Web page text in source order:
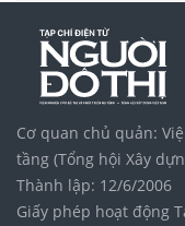
Cơ quan chủ quản:
tầng (Tổng hội Xây
Thành lập: 12/6/2006
Giấy phép hoạt động